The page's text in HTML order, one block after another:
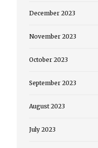
December 2023
November 2023
October 2023
September 2023
August 2023
July 2023